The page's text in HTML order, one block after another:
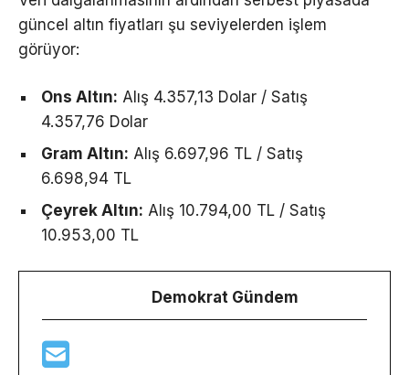
güncel altın fiyatları şu seviyelerden işlem
görüyor:
Ons Altın: Alış 4.357,13 Dolar / Satış
4.357,76 Dolar
Gram Altın: Alış 6.697,96 TL / Satış
6.698,94 TL
Çeyrek Altın: Alış 10.794,00 TL / Satış
10.953,00 TL
Demokrat Gündem